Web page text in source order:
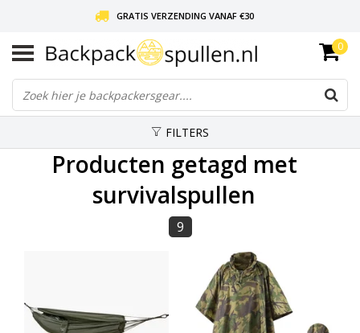
GRATIS VERZENDING VANAF €30
LIEFDE VOOR BACKPACKEN!
30 DAGEN GRATIS RETOUR
0
FILTERS
Producten getagd met
survivalspullen
9